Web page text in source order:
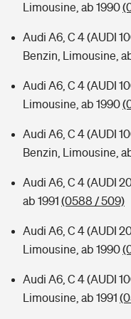
Kinderunfall-Check:
Typklassen: So ist Ihr
Limousine, ab 1990
Audi A6, C 4 (AUDI
Benzin, Limousine,
Audi A6, C 4 (AUDI
Limousine, ab 1990
Audi A6, C 4 (AUDI
Benzin, Limousine,
Audi A6, C 4 (AUDI
ab 1991 (0588 / 509)
Audi A6, C 4 (AUDI
Limousine, ab 1990
Audi A6, C 4 (AUDI
Limousine, ab 1991